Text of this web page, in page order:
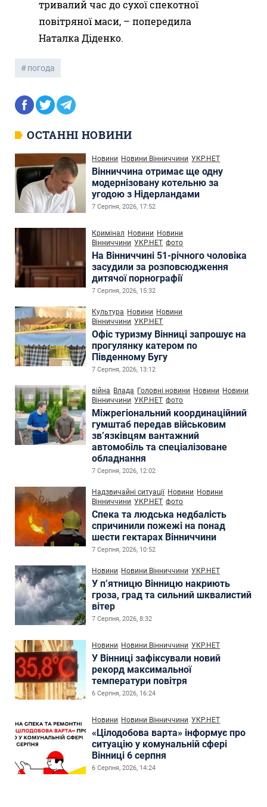
тривалий час до сухої спекотної
повітряної маси, – попередила
Наталка Діденко.
погода
ОСТАННІ НОВИНИ
Новини Новини Вінниччини УКР.НЕТ
Вінниччина отримає ще одну
модернізовану котельню за
угодою з Нідерландами
7 Серпня, 2026, 17:52
Кримінал Новини Новини
Вінниччини УКР.НЕТ фото
На Вінниччині 51-річного чоловіка
засудили за розповсюдження
дитячої порнографії
7 Серпня, 2026, 15:32
Культура Новини Новини
Вінниччини УКР.НЕТ
Офіс туризму Вінниці запрошує на
прогулянку катером по
Південному Бугу
7 Серпня, 2026, 13:12
війна Влада Головні новини Новини Новини
Вінниччини УКР.НЕТ фото
Міжрегіональний координаційний
гумштаб передав військовим
зв’язківцям вантажний
автомобіль та спеціалізоване
обладнання
7 Серпня, 2026, 12:02
Надзвичайні ситуації Новини Новини
Вінниччини УКР.НЕТ фото
Спека та людська недбалість
спричинили пожежі на понад
шести гектарах Вінниччини
7 Серпня, 2026, 10:52
Новини Новини Вінниччини УКР.НЕТ
У п’ятницю Вінницю накриють
гроза, град та сильний шквалистий
вітер
7 Серпня, 2026, 8:32
Новини Новини Вінниччини УКР.НЕТ
У Вінниці зафіксували новий
рекорд максимальної
температури повітря
6 Серпня, 2026, 16:24
Новини Новини Вінниччини УКР.НЕТ
«Цілодобова варта» інформує про
ситуацію у комунальній сфері
Вінниці 6 серпня
6 Серпня, 2026, 14:24